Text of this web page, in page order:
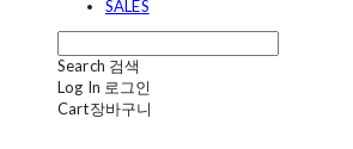
SALES
Search 검색
Log In 로그인
Cart장바구니